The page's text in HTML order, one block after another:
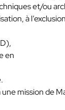
et/ou
à
en
mission de